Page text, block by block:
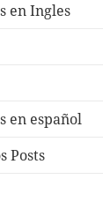
en Ingles
en español
Posts